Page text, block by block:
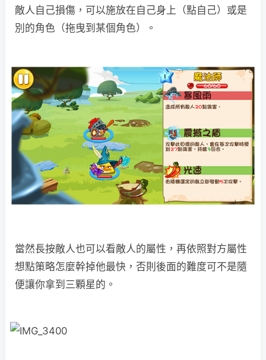
敵人自己損傷，可以施放在自己身上（點自己）或是
別的角色（拖曳到某個角色）。
當然長按敵人也可以看敵人的屬性，再依照對方屬性
想點策略怎麼幹掉他最快，否則後面的難度可不是隨
便讓你拿到三顆星的。